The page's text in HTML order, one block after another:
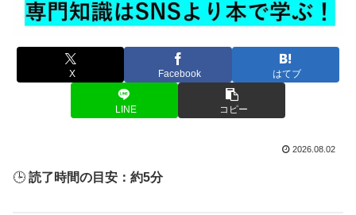
X Facebook はてブ
LINE コピー
2026.08.02
🕒 読了時間の目安：約5分